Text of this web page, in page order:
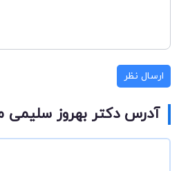
ارسال نظر
آدرس دکتر بهروز سلیمی